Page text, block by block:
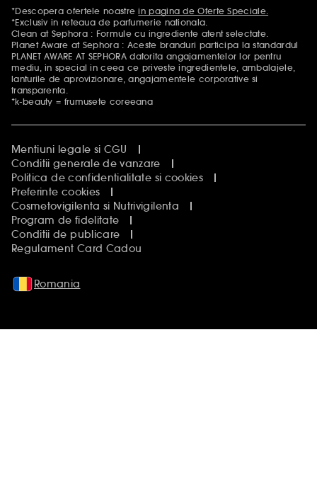
Mentiuni aditionale
*Descopera ofertele noastrein pagina de Oferte Speciale.
*Exclusiv in reteaua de parfumerie nationala.
Clean at Sephora : Formule cu ingrediente atent selectate.
Planet Aware at Sephora : Aceste branduri participa la standardul
PLANET AWARE AT SEPHORA datorita angajamentelor lor pentru
mediu, in special in ceea ce priveste ingredientele, ambalajele,
lanturile de aprovizionare, angajamentele corporative si
transparenta.
*k-beauty = frumusete coreeana
Mentiuni legale si CGU
Conditii generale de vanzare
Politica de confidentialitate si cookies
Preferinte cookies
Cosmetovigilenta si Nutrivigilenta
Program de fidelitate
Conditii de publicare
Regulament Card Cadou
Romania